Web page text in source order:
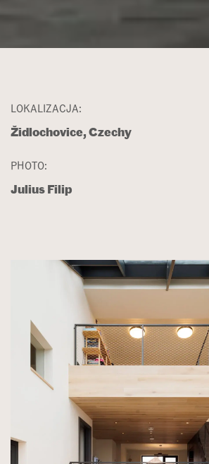
LOKALIZACJA:
Židlochovice, Czechy
PHOTO:
Julius Filip